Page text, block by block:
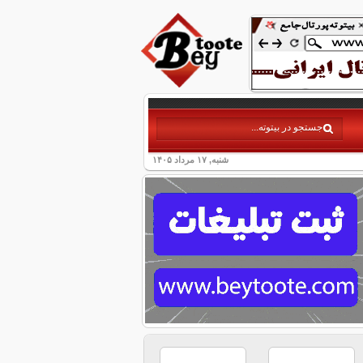
شنبه, ۱۷ مرداد ۱۴۰۵